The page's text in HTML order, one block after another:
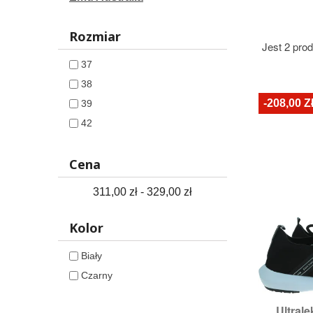
Rozmiar
37
38
39
42
Cena
311,00 zł - 329,00 zł
Kolor
Biały
Czarny
Jest 2
-208,00